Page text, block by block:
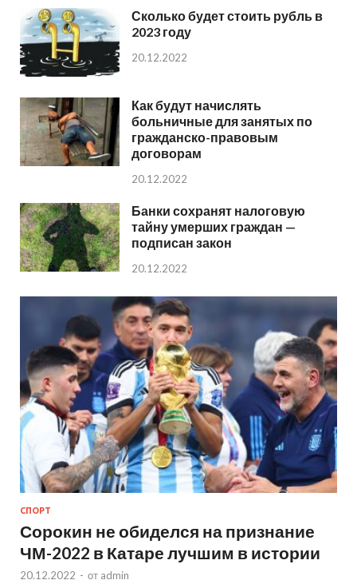
Сколько будет стоить рубль в
2023 году
20.12.2022
Как будут начислять
больничные для занятых по
гражданско-правовым
договорам
20.12.2022
Банки сохранят налоговую
тайну умерших граждан —
подписан закон
20.12.2022
СПОРТ
Сорокин не обиделся на признание
ЧМ-2022 в Катаре лучшим в истории
20.12.2022 - от admin